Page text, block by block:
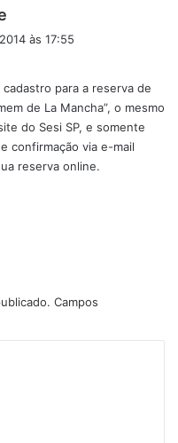
Ingressos
Jorge Maya
de La Mancha
e
:
às 17:55
para a reserva de
de La Mancha”, o mesmo
do Sesi SP, e somente
confirmação via e-mail
reserva online.
Campos